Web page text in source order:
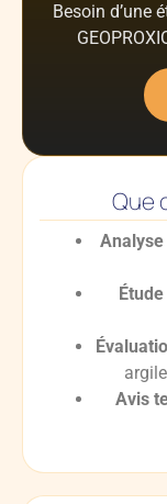
Besoin d’une
Que
Avis